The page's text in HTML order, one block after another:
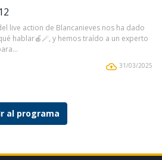
live action de Blancanieves nos ha dado
hablar🍎🪄, y hemos traído a un experto
31/03/2025
al programa